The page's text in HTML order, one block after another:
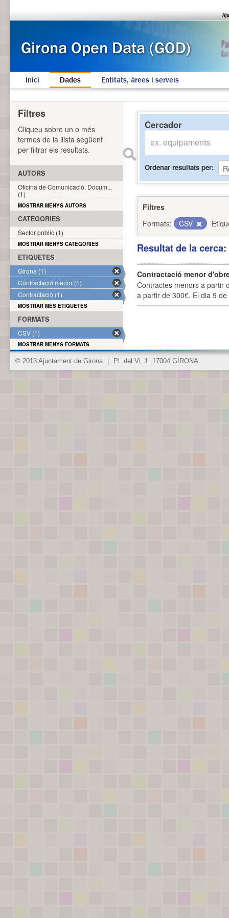
Inici Dades Entitats, àrees i serveis
Cercador
Ordenar resultats per
Filtres
Formats:
CSV
Resultat de la
Contractació menor
Contractes menors a partir
a partir de 300€. El dia 9
Filtres
Cliqueu sobre un o més
termes de la llista següent
per filtrar els resultats.
AUTORS
Oficina de Comunicació, Docum...
(1)
MOSTRAR MENYS AUTORS
CATEGORIES
Sector públic (1)
MOSTRAR MENYS CATEGORIES
ETIQUETES
Girona (1)
Contractació menor (1)
Contractació (1)
MOSTRAR MÉS ETIQUETES
FORMATS
CSV (1)
MOSTRAR MENYS FORMATS
© 2013 Ajuntament de Girona Pl. del Vi, 1. 17004 GIRONA